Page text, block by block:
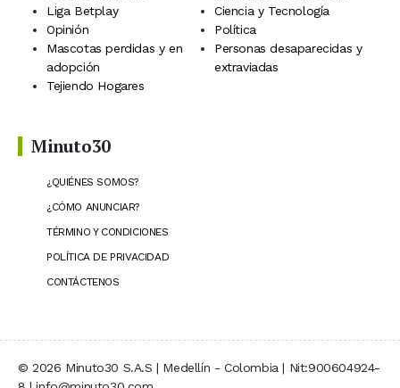
Liga Betplay
Ciencia y Tecnología
Opinión
Política
Mascotas perdidas y en
adopción
Personas desaparecidas y
extraviadas
Tejiendo Hogares
Minuto30
¿QUIÉNES SOMOS?
¿CÓMO ANUNCIAR?
TÉRMINO Y CONDICIONES
POLÍTICA DE PRIVACIDAD
CONTÁCTENOS
© 2026 Minuto30 S.A.S | Medellín - Colombia | Nit:900604924-